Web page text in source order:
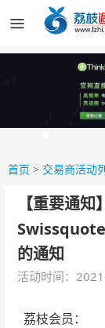
首页 > 交易商活动
【重要通
的通知
活动时间：
荔枝会员：